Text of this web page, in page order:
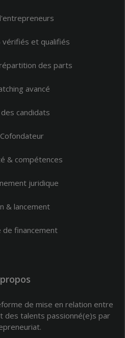
vérifiés et qualifiés
des parts
avancé
candidats
& compétences
juridique
& lancement
de financement
de mise en relation entre
talents passionné(e)s par